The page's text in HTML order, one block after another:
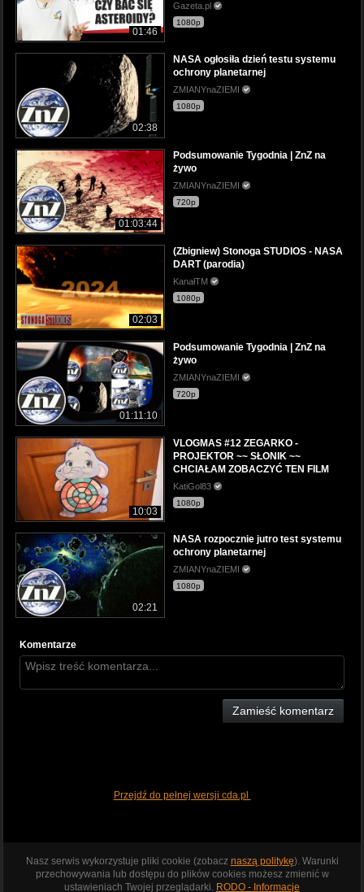
01:46
Gazeta.pl
1080p
02:38
NASA ogłosiła dzień testu systemu
ochrony planetarnej
ZMIANYnaZIEMI
1080p
01:03:44
Podsumowanie Tygodnia | ZnZ na
żywo
ZMIANYnaZIEMI
720p
02:03
(Zbigniew) Stonoga STUDIOS - NASA
DART (parodia)
KanałTM
1080p
01:11:10
Podsumowanie Tygodnia | ZnZ na
żywo
ZMIANYnaZIEMI
720p
10:03
VLOGMAS #12 ZEGARKO -
PROJEKTOR ~~ SŁONIK ~~
CHCIAŁAM ZOBACZYĆ TEN FILM
KatiGol83
1080p
02:21
NASA rozpocznie jutro test systemu
ochrony planetarnej
ZMIANYnaZIEMI
1080p
Komentarze
Zamieść komentarz
Przejdź do pełnej wersji cda.pl
Nasz serwis wykorzystuje pliki cookie (zobacz naszą politykę). Warunki
przechowywania lub dostępu do plików cookies możesz zmienić w
ustawieniach Twojej przeglądarki. RODO - Informacje